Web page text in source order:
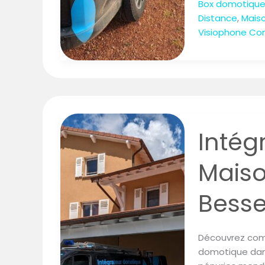
Box domotique
Distance,
Visiophone
Découvrez
domotique
Maison
Prestige
Bessenay